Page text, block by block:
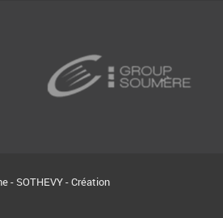
- SOTHEVY - Création